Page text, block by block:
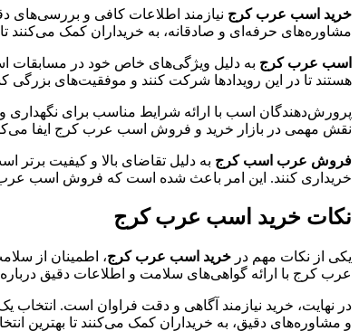
خرید اسب عرب کرج نیازمند اطلاعات کافی و بررسی‌های
مشاوره‌های حرفه‌ای و صادقانه، به خریداران کمک می‌کنند
اسب عرب کرج به دلیل ویژگی‌های خاص خود در مسابقات
هستند تا در این رویدادها شرکت کنند و موفقیت‌های بزرگی
پرورش‌دهندگان اسب با ارائه شرایط مناسب برای نگهداری و
نقش مهمی در بازار خرید و فروش اسب عرب کرج ایفا
فروش عرب اسب کرج به دلیل تقاضای بالا و کیفیت
خریداری کنند. این امر باعث شده است که فروش اسب
نکات خرید اسب عرب کرج
یکی از نکات مهم در خرید اسب عرب کرج، اطمینان از
عرب کرج با ارائه گواهی‌های سلامت و اطلاعات دقیق
در نهایت، خرید نیازمند آگاهی و دقت فراوان است.
و مشاوره‌های دقیق، به خریداران کمک می‌کنند تا بهترین